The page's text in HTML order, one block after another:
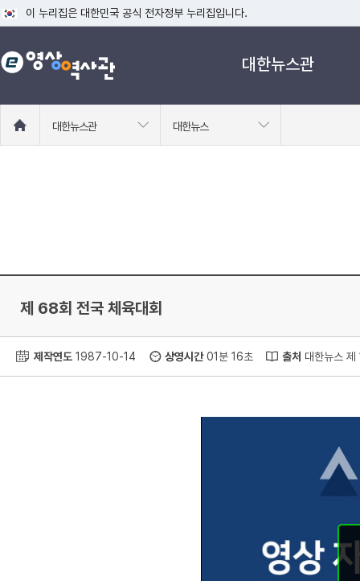
이 누리집은 대한민국 공식 전자정부 누리집입니다.
공식 누리집 주소 확인하기
go.kr 주소를 사용하는 누리집은 대한민국 정부기관이 관리하는 누리집입니
대한뉴스관
로
대한뉴스관 대한뉴스
제 68회 전국 체육대회
제작연도 1987-10-14 상영시간01분 16초 출처 대한뉴스